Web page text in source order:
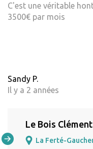
C'est une véritable
3500€ par mois
Sandy P.
Il y a 2 années
Le Bois Clément
La Ferté-